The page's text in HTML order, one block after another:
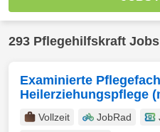
293 Pflegehilfskraft
Examinierte
Heilerziehungspflege
Vollzeit JobRad